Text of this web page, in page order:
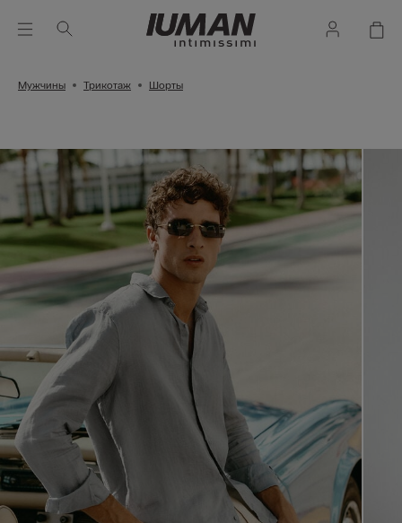
Мужчины Трикотаж Шорты